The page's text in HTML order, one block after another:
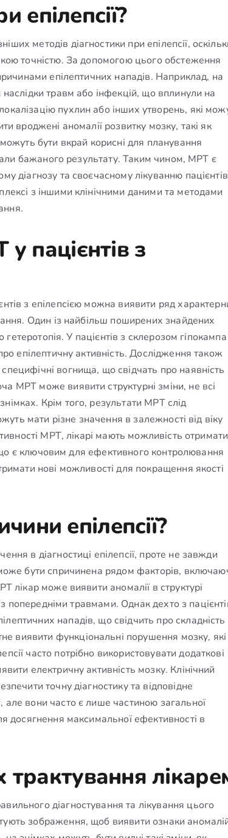
методів діагностики при епілепсії,
точністю. За допомогою цього обстеження
епілептичних нападів. Наприклад, на
травм або інфекцій, що вплинули на
пухлин або інших утворень, які
вроджені аномалії розвитку мозку, такі як
бути вкрай корисні для планування
дали бажаного результату. Таким чином, МРТ є
діагнозу та своєчасному лікуванню
з іншими клінічними даними та методами
пацієнтів з
з епілепсією можна виявити ряд
Один із найбільш поширених знайдених
гетеротопія. У пацієнтів з склерозом гіпокампа
епілептичну активність. Дослідження також
вогнища, що свідчать про наявність
МРТ може виявити структурні зміни, не всі
Крім того, результати МРТ слід
мати різне значення в залежності від віку
МРТ, лікарі мають можливість отримати
що є ключовим для ефективного контролювання
нові можливості для покращення якості
епілепсії?
в діагностиці епілепсії, проте не завжди
бути спричинена рядом факторів,
лікар може виявити аномалії в структурі
попередніми травмами. Однак дехто з
нападів, що свідчить про складність
функціональні порушення мозку, які
часто потрібно використовувати додаткові
електричну активність мозку. Клінічний
точну діагностику та відповідне
вони часто є лише частиною загальної
досягнення максимальної ефективності в
трактування
діагностування та лікування цього
зображення, щоб виявити ознаки